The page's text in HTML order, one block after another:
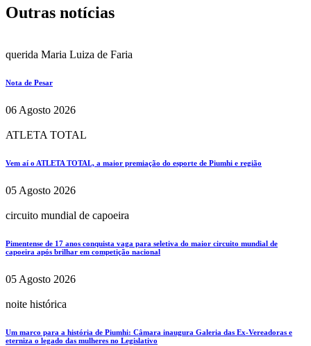
Outras notícias
querida Maria Luiza de Faria
Nota de Pesar
06 Agosto 2026
ATLETA TOTAL
Vem aí o ATLETA TOTAL, a maior premiação do esporte de Piumhi e região
05 Agosto 2026
circuito mundial de capoeira
Pimentense de 17 anos conquista vaga para seletiva do maior circuito mundial de
capoeira após brilhar em competição nacional
05 Agosto 2026
noite histórica
Um marco para a história de Piumhi: Câmara inaugura Galeria das Ex-Vereadoras e
eterniza o legado das mulheres no Legislativo